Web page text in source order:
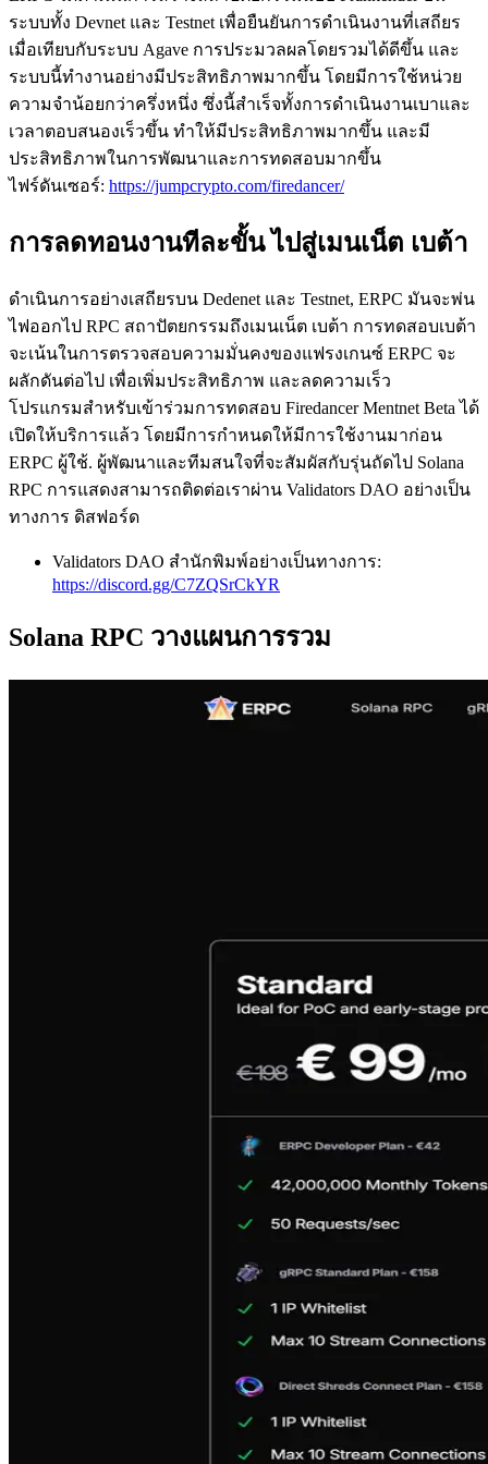
ระบบทั้ง Devnet และ Testnet เพื่อยืนยันการดําเนินงานที่เสถียร
เมื่อเทียบกับระบบ Agave การประมวลผลโดยรวมได้ดีขึ้น และ
ระบบนี้ทํางานอย่างมีประสิทธิภาพมากขึ้น โดยมีการใช้หน่วย
ความจําน้อยกว่าครึ่งหนึ่ง ซึ่งนี้สําเร็จทั้งการดําเนินงานเบาและ
เวลาตอบสนองเร็วขึ้น ทําให้มีประสิทธิภาพมากขึ้น และมี
ประสิทธิภาพในการพัฒนาและการทดสอบมากขึ้น
ไฟร์ดันเซอร์: https://jumpcrypto.com/firedancer/
การลดทอนงานทีละขั้น ไปสู่เมนเน็ต เบต้า
ดําเนินการอย่างเสถียรบน Dedenet และ Testnet, ERPC มันจะพ่น
ไฟออกไป RPC สถาปัตยกรรมถึงเมนเน็ต เบต้า การทดสอบเบต้า
จะเน้นในการตรวจสอบความมั่นคงของแฟรงเกนซ์ ERPC จะ
ผลักดันต่อไป เพื่อเพิ่มประสิทธิภาพ และลดความเร็ว
โปรแกรมสําหรับเข้าร่วมการทดสอบ Firedancer Mentnet Beta ได้
เปิดให้บริการแล้ว โดยมีการกําหนดให้มีการใช้งานมาก่อน
ERPC ผู้ใช้. ผู้พัฒนาและทีมสนใจที่จะสัมผัสกับรุ่นถัดไป Solana
RPC การแสดงสามารถติดต่อเราผ่าน Validators DAO อย่างเป็น
ทางการ ดิสฟอร์ด
Validators DAO สํานักพิมพ์อย่างเป็นทางการ:
https://discord.gg/C7ZQSrCkYR
Solana RPC วางแผนการรวม